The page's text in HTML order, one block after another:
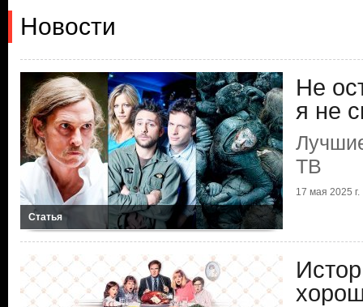
Новости
Статья
Не
я не
ТВ
17 мая 2025 г.